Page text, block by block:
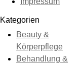
Kategorien
Beauty &
Körperpflege
Behandlung &